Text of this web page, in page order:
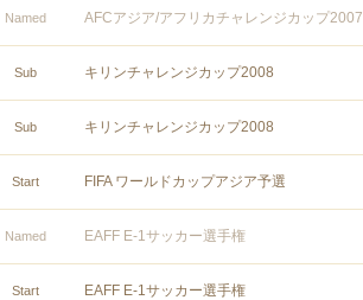
Named AFCアジア/アフリカチャレンジカップ2007
Sub キリンチャレンジカップ2008
Sub キリンチャレンジカップ2008
Start FIFA ワールドカップアジア予選
Named EAFF E-1サッカー選手権
Start EAFF E-1サッカー選手権